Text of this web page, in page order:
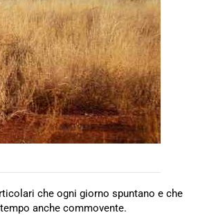
che ogni giorno spuntano e che
anche commovente.